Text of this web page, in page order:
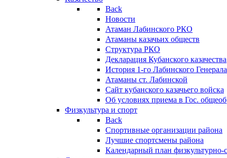
Back
Новости
Атаман Лабинского РКО
Атаманы казачьих обществ
Структура РКО
Декларация Кубанского казачества
История 1-го Лабинского
Атаманы ст. Лабинской
Cайт кубанского казачьего войска
Об условиях приема в Гос.
Физкультура и спорт
Back
Спортивные организации района
Лучшие спортсмены района
Календарный план